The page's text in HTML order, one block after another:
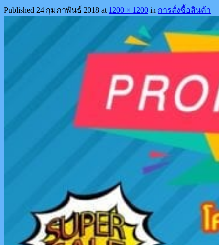
Published 24 กุมภาพันธ์ 2018 at 1200 × 1200 in การสั่งซื้อสินค้า